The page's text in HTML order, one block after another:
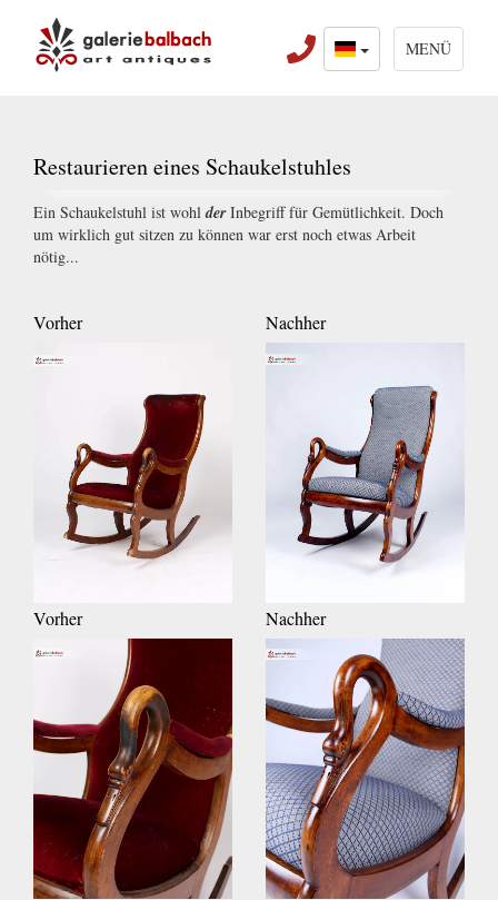
MENÜ
Restaurieren eines Schaukelstuhles
Ein Schaukelstuhl ist wohlderInbegriff für Gemütlichkeit. Doch
um wirklich gut sitzen zu können war erst noch etwas Arbeit
nötig...
Vorher
Vorher
Nachher
Nachher